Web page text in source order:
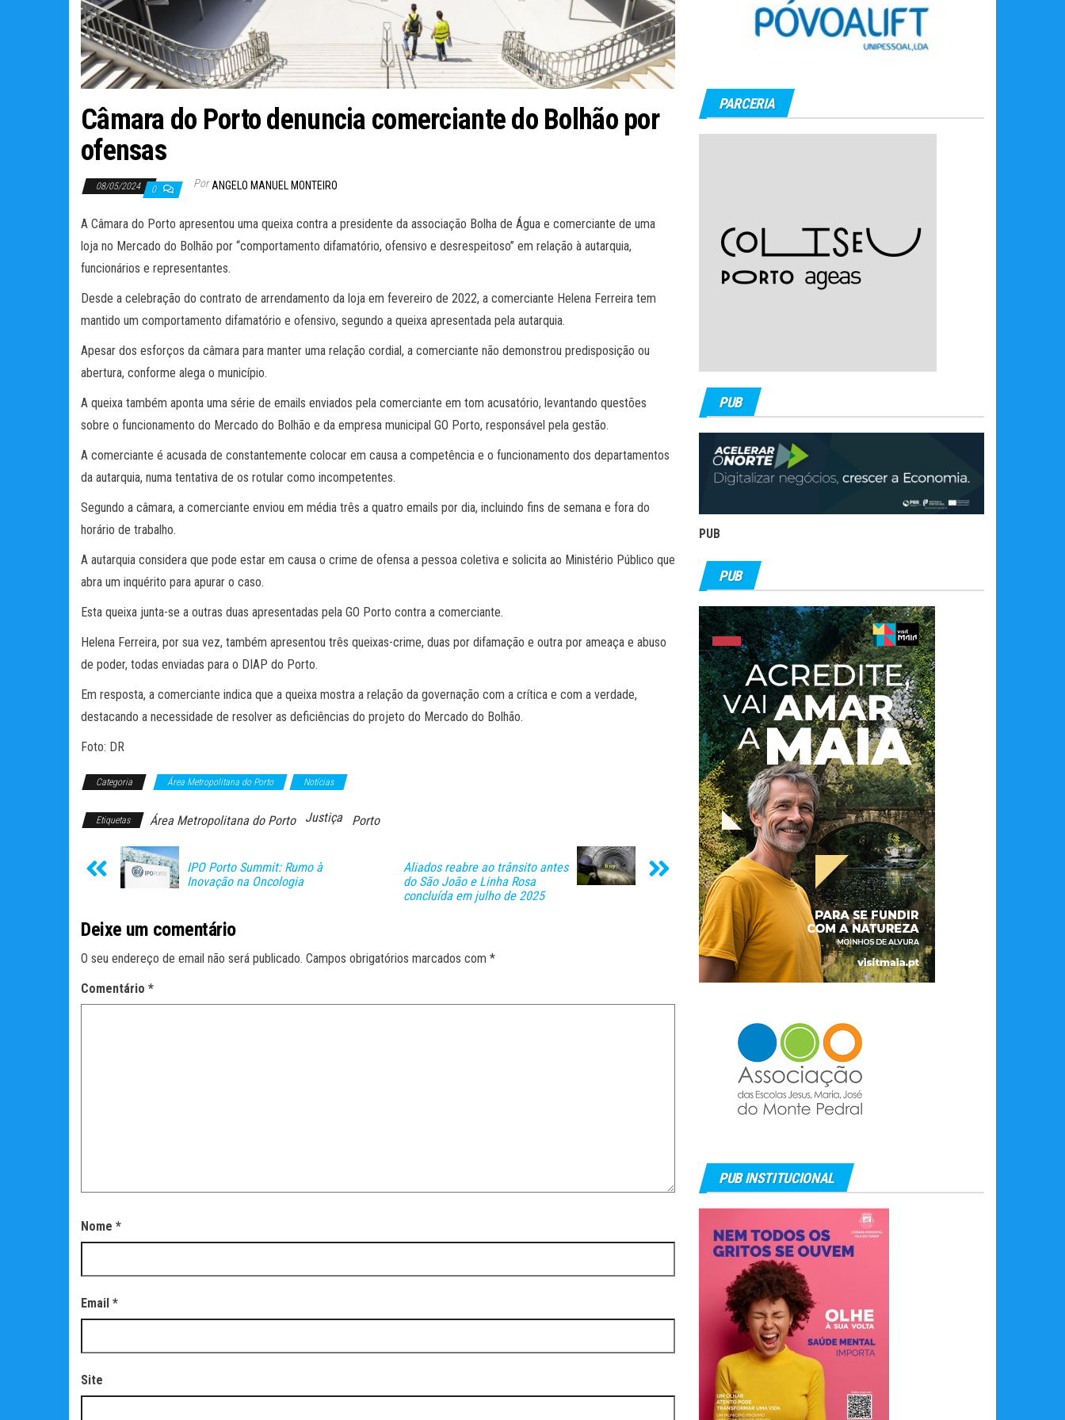
Câmara do Porto denuncia comerciante do Bolhão por
ofensas
08/05/2024 0 Por ANGELO MANUEL MONTEIRO
A Câmara do Porto apresentou uma queixa contra a presidente da associação Bolha de Água e comerciante de uma
loja no Mercado do Bolhão por “comportamento difamatório, ofensivo e desrespeitoso” em relação à autarquia,
funcionários e representantes.
Desde a celebração do contrato de arrendamento da loja em fevereiro de 2022, a comerciante Helena Ferreira tem
mantido um comportamento difamatório e ofensivo, segundo a queixa apresentada pela autarquia.
Apesar dos esforços da câmara para manter uma relação cordial, a comerciante não demonstrou predisposição ou
abertura, conforme alega o município.
A queixa também aponta uma série de emails enviados pela comerciante em tom acusatório, levantando questões
sobre o funcionamento do Mercado do Bolhão e da empresa municipal GO Porto, responsável pela gestão.
A comerciante é acusada de constantemente colocar em causa a competência e o funcionamento dos departamentos
da autarquia, numa tentativa de os rotular como incompetentes.
Segundo a câmara, a comerciante enviou em média três a quatro emails por dia, incluindo fins de semana e fora do
horário de trabalho.
A autarquia considera que pode estar em causa o crime de ofensa a pessoa coletiva e solicita ao Ministério Público que
abra um inquérito para apurar o caso.
Esta queixa junta-se a outras duas apresentadas pela GO Porto contra a comerciante.
Helena Ferreira, por sua vez, também apresentou três queixas-crime, duas por difamação e outra por ameaça e abuso
de poder, todas enviadas para o DIAP do Porto.
Em resposta, a comerciante indica que a queixa mostra a relação da governação com a crítica e com a verdade,
destacando a necessidade de resolver as deficiências do projeto do Mercado do Bolhão.
Foto: DR
Categoria Área Metropolitana do Porto Notícias
Etiquetas Área Metropolitana do Porto Justiça Porto
IPO Porto Summit: Rumo à
Inovação na Oncologia
Aliados reabre ao trânsito antes
do São João e Linha Rosa
concluída em julho de 2025
Deixe um comentário
O seu endereço de email não será publicado. Campos obrigatórios marcados com *
Comentário *
Nome *
Email *
Site
PARCERIA
PUB
PUB
PUB
PUB INSTITUCIONAL